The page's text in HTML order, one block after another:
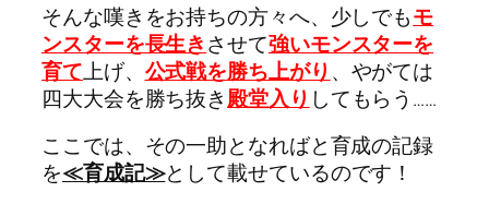
そんな嘆きをお持ちの方々へ、少しでもモ
ンスターを長生きさせて強いモンスターを
育て上げ、 公式戦を勝ち上がり 、やがては
四大大会を勝ち抜き殿堂入り してもらう……
ここでは、その一助となればと育成の記録
を≪育成記≫として載せているのです！